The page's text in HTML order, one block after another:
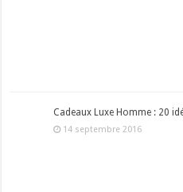
Cadeaux Luxe Homme : 20
14 septembre 2016